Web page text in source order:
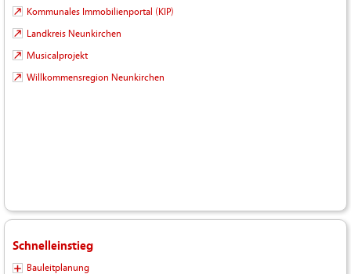
Kommunales Immobilienportal (KIP)
Landkreis Neunkirchen
Musicalprojekt
Willkommensregion Neunkirchen
Schnelleinstieg
Bauleitplanung